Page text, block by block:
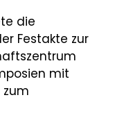
die
Festakte zur
mit